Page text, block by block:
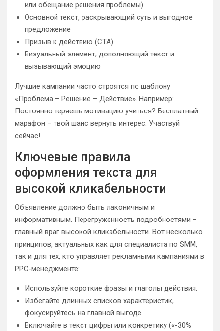
или обещание решения проблемы)
Основной текст, раскрывающий суть и выгодное
предложение
Призыв к действию (CTA)
Визуальный элемент, дополняющий текст и
вызывающий эмоцию
Лучшие кампании часто строятся по шаблону
«Проблема – Решение – Действие». Например:
Постоянно теряешь мотивацию учиться? Бесплатный
марафон – твой шанс вернуть интерес. Участвуй
сейчас!
Ключевые правила
оформления текста для
высокой кликабельности
Объявление должно быть лаконичным и
информативным. Перегруженность подробностями –
главный враг высокой кликабельности. Вот несколько
принципов, актуальных как для специалиста по SMM,
так и для тех, кто управляет рекламными кампаниями в
PPC-менеджменте:
Используйте короткие фразы и глаголы действия.
Избегайте длинных списков характеристик,
фокусируйтесь на главной выгоде.
Включайте в текст цифры или конкретику («-30%